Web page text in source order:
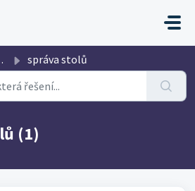
správa stolů
(1)